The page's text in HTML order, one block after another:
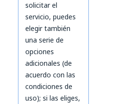
solicitar el
servicio, puedes
elegir también
una serie de
opciones
adicionales (de
acuerdo con las
condiciones de
uso); si las eliges,